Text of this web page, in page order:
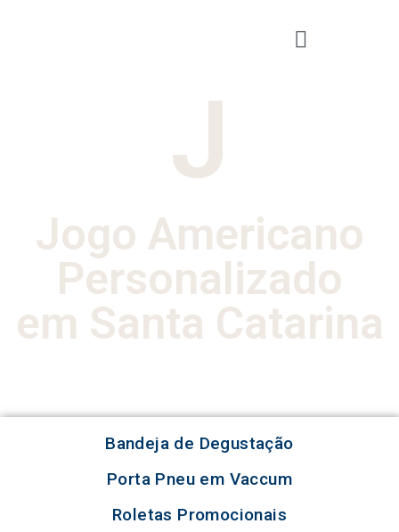
J
Jogo Americano
Personalizado
em Santa Catarina
Bandeja de Degustação
Porta Pneu em Vaccum
Roletas Promocionais